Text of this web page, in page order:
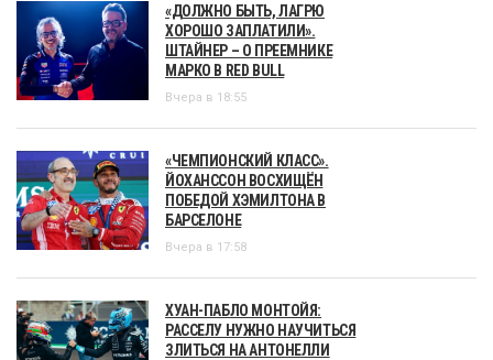
«ДОЛЖНО БЫТЬ, ЛАГРЮ
ХОРОШО ЗАПЛАТИЛИ».
ШТАЙНЕР – О ПРЕЕМНИКЕ
МАРКО В RED BULL
Вчера в 18:55
«ЧЕМПИОНСКИЙ КЛАСС».
ЙОХАНССОН ВОСХИЩЁН
ПОБЕДОЙ ХЭМИЛТОНА В
БАРСЕЛОНЕ
Вчера в 17:58
ХУАН-ПАБЛО МОНТОЙЯ:
РАССЕЛУ НУЖНО НАУЧИТЬСЯ
ЗЛИТЬСЯ НА АНТОНЕЛЛИ